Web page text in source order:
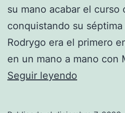
su mano acabar el curso
conquistando su
Rodrygo era el primero
en un mano a mano con
Seguir leyendo